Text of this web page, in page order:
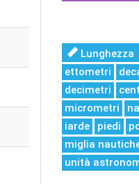
Lunghezza
ettometri
decimetri
micrometri
iarde
piedi
miglia
unità